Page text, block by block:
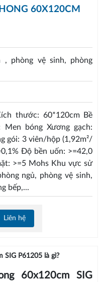
60X120CM
, phòng vệ sinh, phòng
thước: 60*120cm Bề
Men bóng Xương gạch:
gói: 3 viên/hộp (1,92m²/
Độ bền uốn: >=42,0
>=5 Mohs Khu vực sử
ngủ, phòng vệ sinh,
bếp,...
Liên hệ
SIG P61205 là gì?
60x120cm SIG